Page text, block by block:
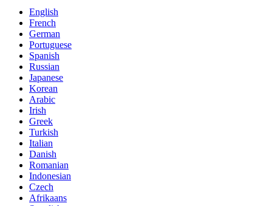
English
French
German
Portuguese
Spanish
Russian
Japanese
Korean
Arabic
Irish
Greek
Turkish
Italian
Danish
Romanian
Indonesian
Czech
Afrikaans